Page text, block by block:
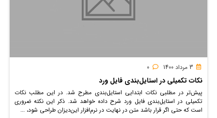
نکات تکمیلی در استایل‌بندی فایل ورد
پیش‌تر در مطلبی نکات ابتدایی استایل‌بندی مطرح شد. در این مطلب نکات
تکمیلی در استایل‌بندی فایل ورد شرح داده خواهد شد. ذکر این نکته ضروری
است که حتی اگر قرار باشد متن در نهایت در نرم‌افزار این‌دیزان طراحی شود، ...